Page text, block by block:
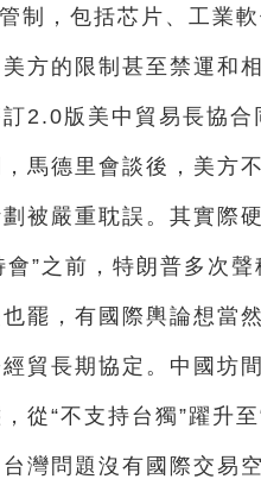
制，包括芯片、工業
方的限制甚至禁運和
2.0版美中貿易長協
馬德里會談後，美方
被嚴重耽誤。其實際
會”之前，特朗普多次
罷，有國際輿論想當
貿長期協定。中國坊
從“不支持台獨”躍升
灣問題沒有國際交易